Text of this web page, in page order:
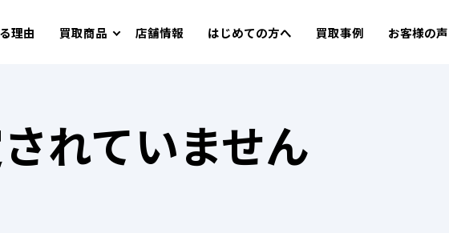
理由 買取商品 店舗情報 はじめての方へ 買取事例 お客様の声
れていません